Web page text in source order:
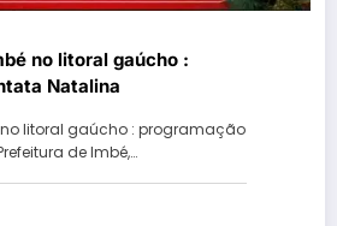
no litoral gaúcho :
Natalina
litoral gaúcho : programação
de Imbé,…